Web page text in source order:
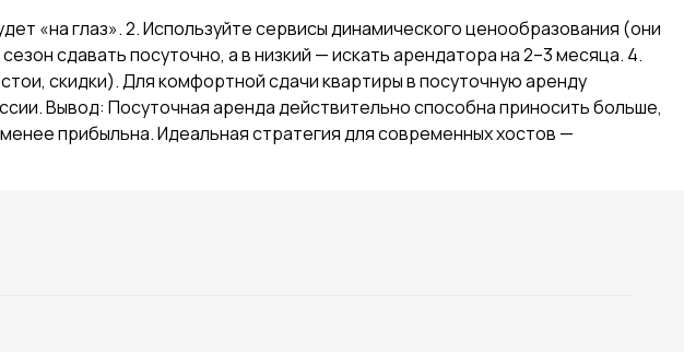
«на глаз». 2. Используйте сервисы динамического ценообразования (они
сдавать посуточно, а в низкий — искать арендатора на 2–3 месяца. 4.
скидки). Для комфортной сдачи квартиры в посуточную аренду
Вывод: Посуточная аренда действительно способна приносить больше,
прибыльна. Идеальная стратегия для современных хостов —